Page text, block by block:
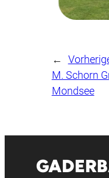
←
M. Schorn
Mondsee